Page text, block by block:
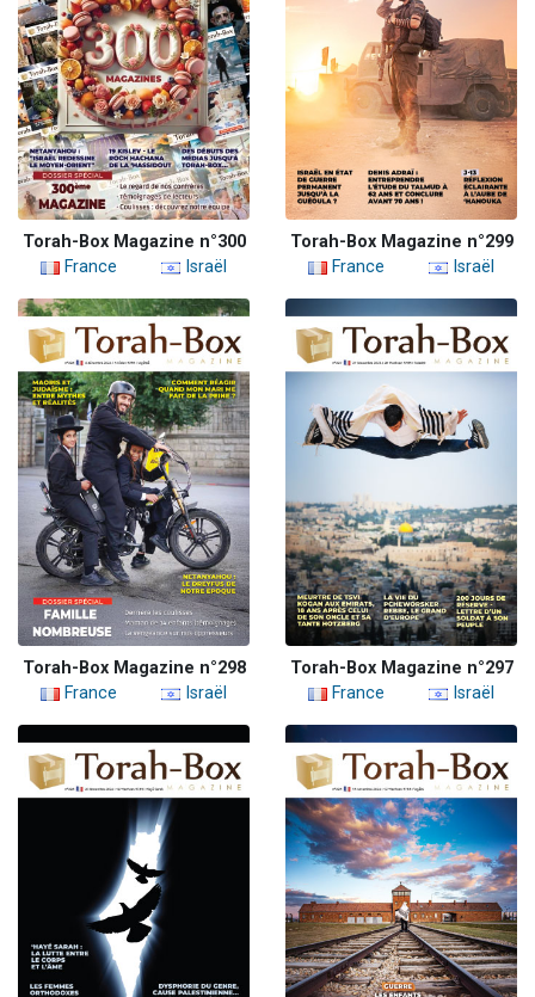
Torah-Box Magazine n°300
France
Israël
Torah-Box Magazine n°299
France
Israël
Torah-Box Magazine n°298
France
Israël
Torah-Box Magazine n°297
France
Israël